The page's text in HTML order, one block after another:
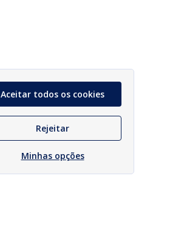
Aceitar todos os cookies
Rejeitar
Minhas opções